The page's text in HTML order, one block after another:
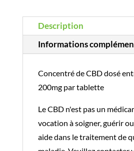
CBD
Description
Informations
Concentré de CBD dosé
200mg par tablette
Le CBD n'est pas un
vocation à soigner, guérir
aide dans le traitement de